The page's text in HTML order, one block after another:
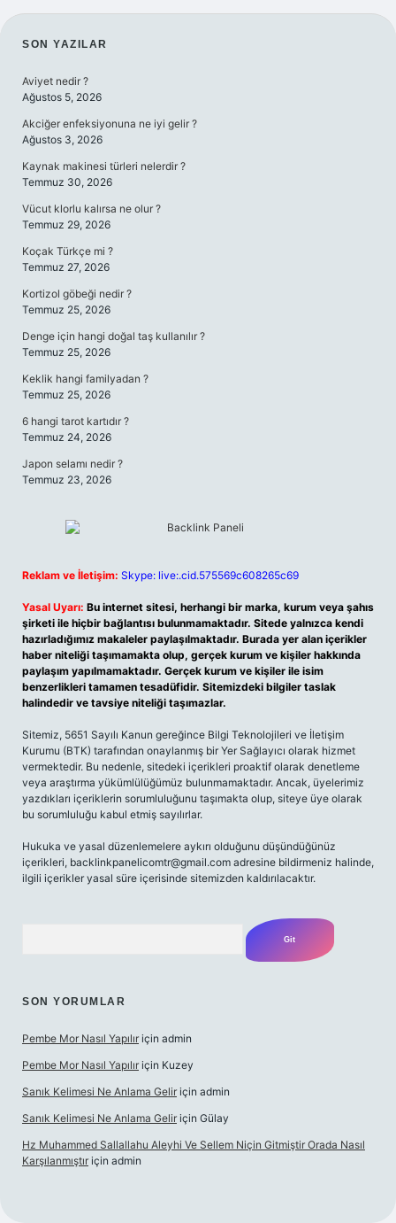
SIDEBAR
SON YAZILAR
Aviyet nedir ?
Ağustos 5, 2026
Akciğer enfeksiyonuna ne iyi gelir ?
Ağustos 3, 2026
Kaynak makinesi türleri nelerdir ?
Temmuz 30, 2026
Vücut klorlu kalırsa ne olur ?
Temmuz 29, 2026
Koçak Türkçe mi ?
Temmuz 27, 2026
Kortizol göbeği nedir ?
Temmuz 25, 2026
Denge için hangi doğal taş kullanılır ?
Temmuz 25, 2026
Keklik hangi familyadan ?
Temmuz 25, 2026
6 hangi tarot kartıdır ?
Temmuz 24, 2026
Japon selamı nedir ?
Temmuz 23, 2026
Reklam ve İletişim: Skype: live:.cid.575569c608265c69
Yasal Uyarı: Bu internet sitesi, herhangi bir marka, kurum veya şahıs
şirketi ile hiçbir bağlantısı bulunmamaktadır. Sitede yalnızca kendi
hazırladığımız makaleler paylaşılmaktadır. Burada yer alan içerikler
haber niteliği taşımamakta olup, gerçek kurum ve kişiler hakkında
paylaşım yapılmamaktadır. Gerçek kurum ve kişiler ile isim
benzerlikleri tamamen tesadüfidir. Sitemizdeki bilgiler taslak
halindedir ve tavsiye niteliği taşımazlar.
Sitemiz, 5651 Sayılı Kanun gereğince Bilgi Teknolojileri ve İletişim
Kurumu (BTK) tarafından onaylanmış bir Yer Sağlayıcı olarak hizmet
vermektedir. Bu nedenle, sitedeki içerikleri proaktif olarak denetleme
veya araştırma yükümlülüğümüz bulunmamaktadır. Ancak, üyelerimiz
yazdıkları içeriklerin sorumluluğunu taşımakta olup, siteye üye olarak
bu sorumluluğu kabul etmiş sayılırlar.
Hukuka ve yasal düzenlemelere aykırı olduğunu düşündüğünüz
içerikleri, backlinkpanelicomtr@gmail.com adresine bildirmeniz halinde,
ilgili içerikler yasal süre içerisinde sitemizden kaldırılacaktır.
SON YORUMLAR
Pembe Mor Nasıl Yapılır için admin
Pembe Mor Nasıl Yapılır için Kuzey
Sanık Kelimesi Ne Anlama Gelir için admin
Sanık Kelimesi Ne Anlama Gelir için Gülay
Hz Muhammed Sallallahu Aleyhi Ve Sellem Niçin Gitmiştir Orada Nasıl
Karşılanmıştır için admin